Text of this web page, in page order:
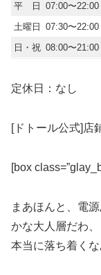
平 日
07:00〜22:00
土曜日
07:30〜22:00
日・祝 08:00〜21:00
定休日：なし
[ドトール公式]店
[box
まあほんと、電
かな大人層だわ
本当に落ち着くな